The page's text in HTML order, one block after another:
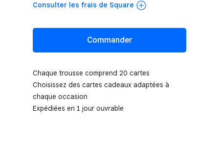
Consulter les frais de Square
Commander
Chaque trousse comprend 20 cartes
Choisissez des cartes cadeaux adaptées à
chaque occasion
Expédiées en 1 jour ouvrable